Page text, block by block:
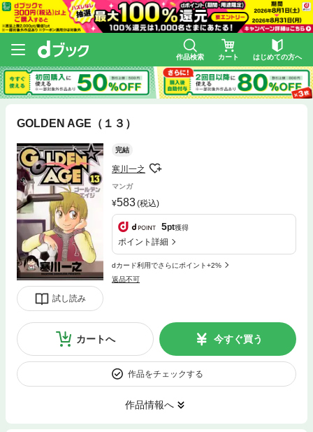
作品検索 カート はじめての方へ
GOLDEN AGE（１３）
試し読み
完結
寒川一之
マンガ
583(税込)
5pt獲得
ポイント詳細
dカード利用でさらにポイント+2%
返品不可
カートへ 今すぐ買う
作品をチェックする
作品情報へ